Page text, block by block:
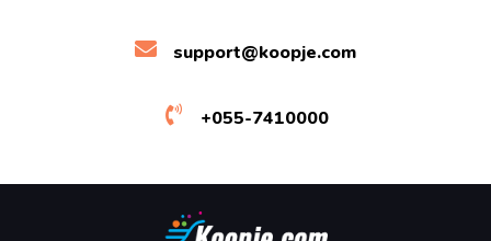
support@koopje.com
+055-7410000